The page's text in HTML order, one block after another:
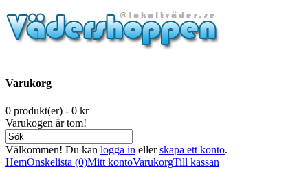
Varukorg
0 produkt(er) - 0 kr
Varukogen är tom!
Välkommen! Du kan logga in ellerskapa ett konto.
HemÖnskelista (0)Mitt kontoVarukorgTill kassan